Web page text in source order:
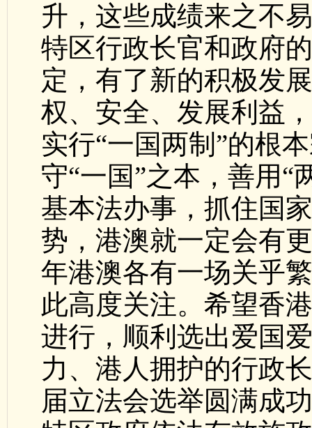
升，这些成绩来之不
特区行政长官和政府
定，有了新的积极发
权、安全、发展利益
实行“一国两制”的根
守“一国”之本，善用“
基本法办事，抓住国
势，港澳就一定会有
年港澳各有一场关乎
此高度关注。希望香
进行，顺利选出爱国
力、港人拥护的行政
届立法会选举圆满成